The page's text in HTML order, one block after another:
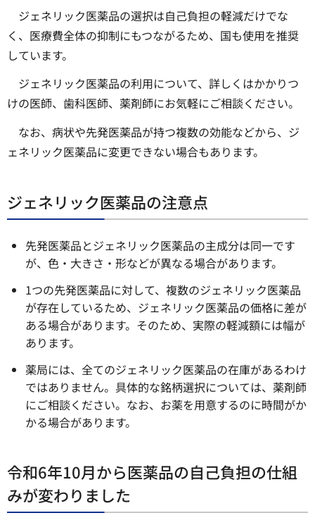
ジェネリック医薬品の選択は自己負担の軽減だけでな
く、医療費全体の抑制にもつながるため、国も使用を推奨
しています。
ジェネリック医薬品の利用について、詳しくはかかりつ
けの医師、歯科医師、薬剤師にお気軽にご相談ください。
なお、病状や先発医薬品が持つ複数の効能などから、ジ
ェネリック医薬品に変更できない場合もあります。
ジェネリック医薬品の注意点
先発医薬品とジェネリック医薬品の主成分は同一です
が、色・大きさ・形などが異なる場合があります。
1つの先発医薬品に対して、複数のジェネリック医薬品
が存在しているため、ジェネリック医薬品の価格に差が
ある場合があります。そのため、実際の軽減額には幅が
あります。
薬局には、全てのジェネリック医薬品の在庫があるわけ
ではありません。具体的な銘柄選択については、薬剤師
にご相談ください。なお、お薬を用意するのに時間がか
かる場合があります。
令和6年10月から医薬品の自己負担の仕組
みが変わりました